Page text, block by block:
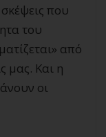
που
του
από
μας. Και η
οι